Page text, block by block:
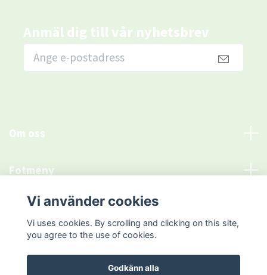
Anmäl dig till vår nyhetsbrev
Om oss
Fotmeny
Sociala medier
Vi använder cookies
Vi uses cookies. By scrolling and clicking on this site,
you agree to the use of cookies.
Godkänn alla